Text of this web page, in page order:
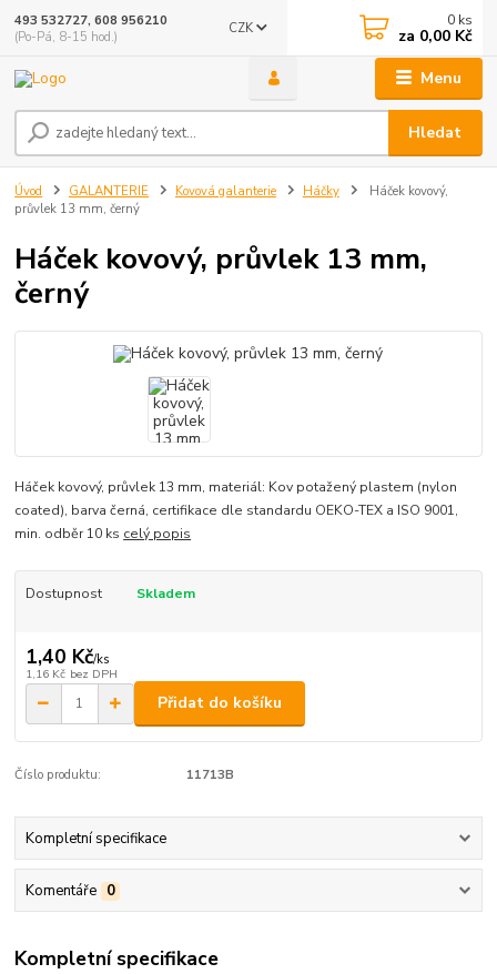
Menu
CZK
Hledat
493 532727, 608 956210
(Po-Pá, 8-15 hod.)
0 ks
za 0,00 Kč
Úvod GALANTERIE Kovová galanterie Háčky
Háček kovový,
průvlek 13 mm, černý
Háček kovový, průvlek 13 mm,
černý
Háček kovový, průvlek 13 mm, materiál: Kov potažený plastem (nylon
coated), barva černá, certifikace dle standardu OEKO-TEX a ISO 9001,
min. odběr 10 ks celý popis
Dostupnost Skladem
1,40 Kč/ks
1,16 Kč bez DPH
Přidat do košíku
Číslo produktu: 11713B
Kompletní specifikace
Komentáře 0
Kompletní specifikace